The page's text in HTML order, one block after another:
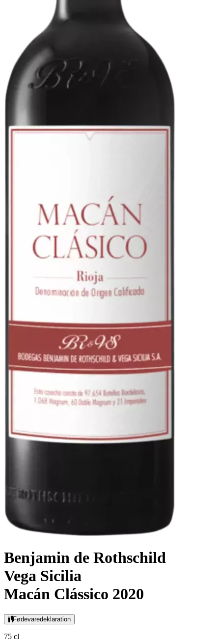
Benjamin de Rothschild
Vega Sicilia
Macán Clássico 2020
Fødevaredeklaration
75 cl